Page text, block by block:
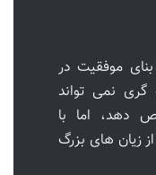
موفقیت در
گری نمی تواند
دهد، اما با
زیان های بزرگ